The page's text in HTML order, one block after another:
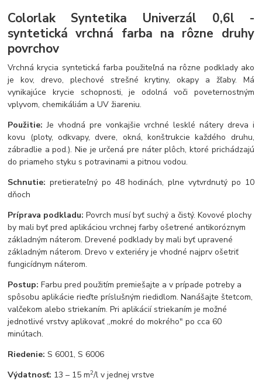
Colorlak Syntetika Univerzál 0,6l -
syntetická vrchná farba na rôzne druhy
povrchov
Vrchná krycia syntetická farba použiteľná na rôzne podklady ako
je kov, drevo, plechové strešné krytiny, okapy a žľaby. Má
vynikajúce krycie schopnosti, je odolná voči poveternostným
vplyvom, chemikáliám a UV žiareniu.
Použitie:Je vhodná pre vonkajšie vrchné lesklé nátery dreva i
kovu (ploty, odkvapy, dvere, okná, konštrukcie každého druhu,
zábradlie a pod.). Nie je určená pre náter plôch, ktoré prichádzajú
do priameho styku s potravinami a pitnou vodou.
Schnutie: pretierateľný po 48 hodinách, plne vytvrdnutý po 10
dňoch
Príprava podkladu:Povrch musí byť suchý a čistý. Kovové plochy
by mali byť pred aplikáciou vrchnej farby ošetrené antikoróznym
základným náterom. Drevené podklady by mali byť upravené
základným náterom. Drevo v exteriéry je vhodné najprv ošetriť
fungicídnym náterom.
Postup:Farbu pred použitím premiešajte a v prípade potreby a
spôsobu aplikácie rieďte príslušným riedidlom. Nanášajte štetcom,
valčekom alebo striekaním. Pri aplikácií striekaním je možné
jednotlivé vrstvy aplikovať ,,mokré do mokrého" po cca 60
minútach.
Riedenie:S 6001, S 6006
Výdatnosť: 13 – 15 m2/l v jednej vrstve